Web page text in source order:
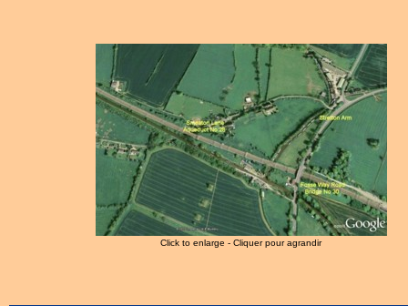
Click to enlarge - Cliquer pour agrandir